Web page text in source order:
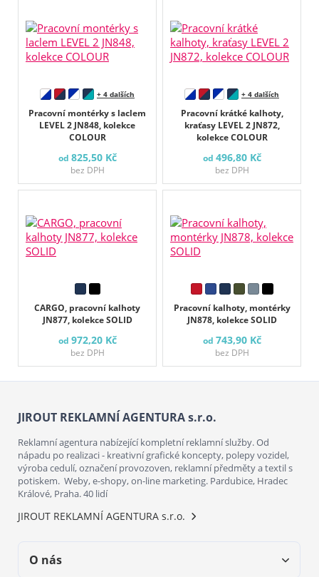
Pracovní montérky s laclem
LEVEL 2 JN848, kolekce
COLOUR
+ 4 dalších
od 825,50 Kč
bez DPH
Pracovní krátké kalhoty,
kraťasy LEVEL 2 JN872,
kolekce COLOUR
+ 4 dalších
od 496,80 Kč
bez DPH
CARGO, pracovní kalhoty
JN877, kolekce SOLID
od 972,20 Kč
bez DPH
Pracovní kalhoty, montérky
JN878, kolekce SOLID
od 743,90 Kč
bez DPH
JIROUT REKLAMNÍ AGENTURA s.r.o.
Reklamní agentura nabízející kompletní reklamní služby. Od
nápadu po realizaci - kreativní grafické koncepty, polepy vozidel,
výroba cedulí, označení provozoven, reklamní předměty a textil s
potiskem. Weby, e-shopy, on-line marketing. Pardubice, Hradec
Králové, Praha. 40 lidí
JIROUT REKLAMNÍ AGENTURA s.r.o.
O nás